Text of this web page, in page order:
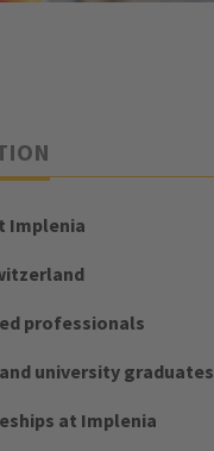
Implenia
professionals
university graduates
at Implenia